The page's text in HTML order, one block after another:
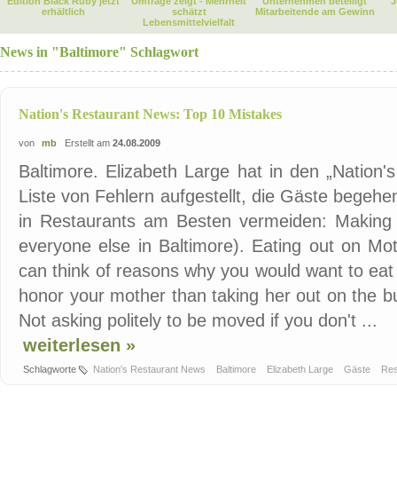
erhältlich
schätzt
Lebensmittelvielfalt
Mitarbeitende am Gewinn
News in "Baltimore" Schlagwort
Nation's Restaurant News: Top 10 Mistakes
von mb Erstellt am 24.08.2009
Baltimore. Elizabeth Large hat in den
Liste von Fehlern aufgestellt, die Gäste
in Restaurants am Besten vermeiden:
everyone else in Baltimore). Eating out on
can think of reasons why you would want to
honor your mother than taking her out on the
Not asking politely to be moved if you don't ...
weiterlesen »
Schlagworte Nation's Restaurant News Baltimore Elizabeth Large Gäste